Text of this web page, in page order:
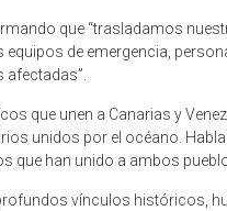
que “trasladamos
de emergencia,
que unen a Canarias y
unidos por el océano.
han unido a ambos
vínculos históricos,